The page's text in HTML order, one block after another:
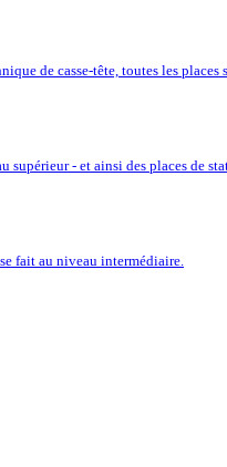
de casse-tête, toutes les
- et ainsi des places de
fait au niveau intermédiaire.